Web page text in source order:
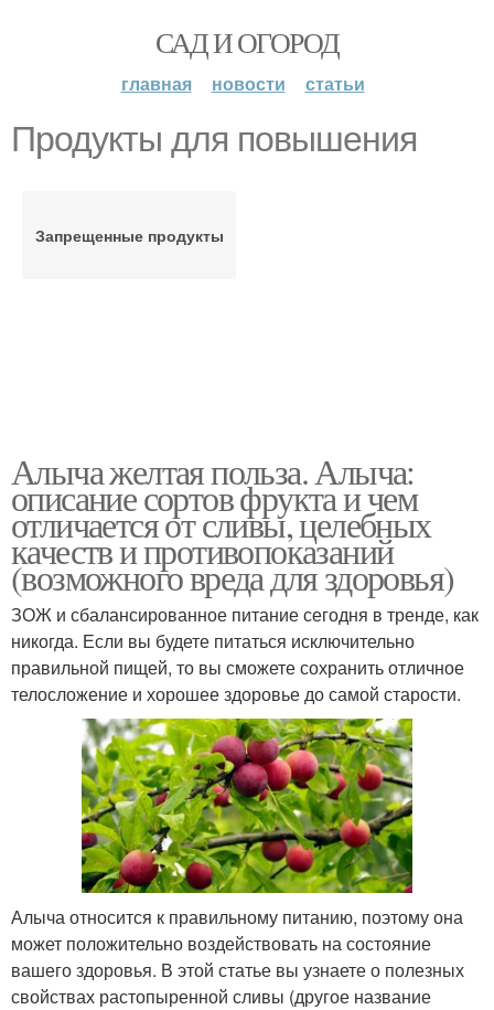
САД И ОГОРОД
главная новости статьи
Продукты для повышения
Запрещенные продукты
Алыча желтая польза. Алыча:
описание сортов фрукта и чем
отличается от сливы, целебных
качеств и противопоказаний
(возможного вреда для здоровья)
ЗОЖ и сбалансированное питание сегодня в тренде, как
никогда. Если вы будете питаться исключительно
правильной пищей, то вы сможете сохранить отличное
телосложение и хорошее здоровье до самой старости.
Алыча относится к правильному питанию, поэтому она
может положительно воздействовать на состояние
вашего здоровья. В этой статье вы узнаете о полезных
свойствах растопыренной сливы (другое название